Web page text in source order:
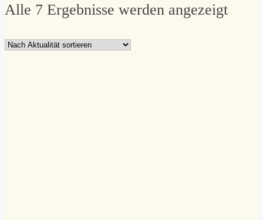
Alle 7 Ergebnisse werden angezeigtNach